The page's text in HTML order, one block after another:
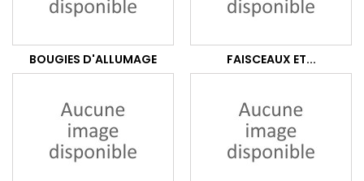
BOUGIES D'ALLUMAGE FAISCEAUX ET...